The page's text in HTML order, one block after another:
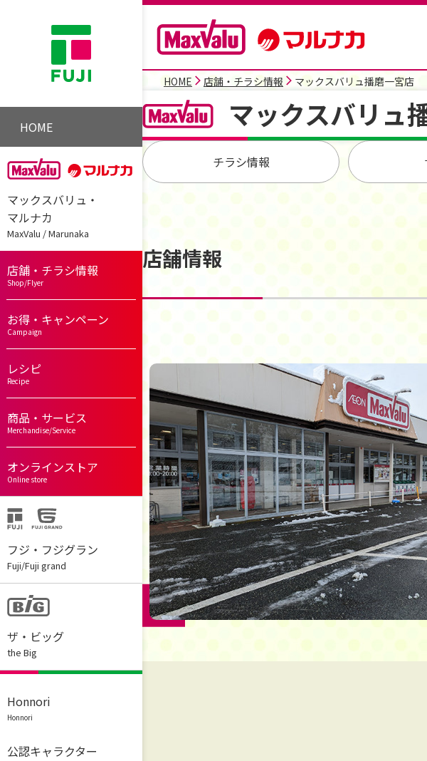
Honnori
Honnori
公認キャラクター
HOME
フジ・フジグラン
Fuji/Fuji grand
マックスバリュ・
マルナカ
MaxValu / Marunaka
店舗・チラシ情報
Shop/Flyer
お得・キャンペーン
Campaign
レシピ
Recipe
商品・サービス
Merchandise/Service
オンラインストア
Online store
ザ・ビッグ
the Big
HOME 店舗・チラシ情報 マックスバリュ播磨一宮店
マックスバリュ
チラシ情報
店舗情報